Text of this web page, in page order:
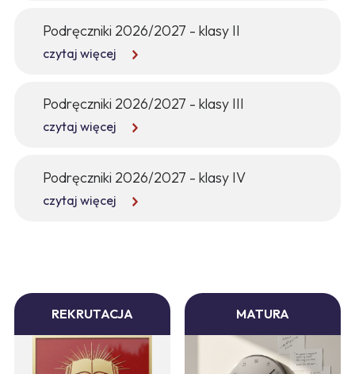
Podręczniki 2026/2027 - klasy II
czytaj więcej
Podręczniki 2026/2027 - klasy III
czytaj więcej
Podręczniki 2026/2027 - klasy IV
czytaj więcej
REKRUTACJA MATURA